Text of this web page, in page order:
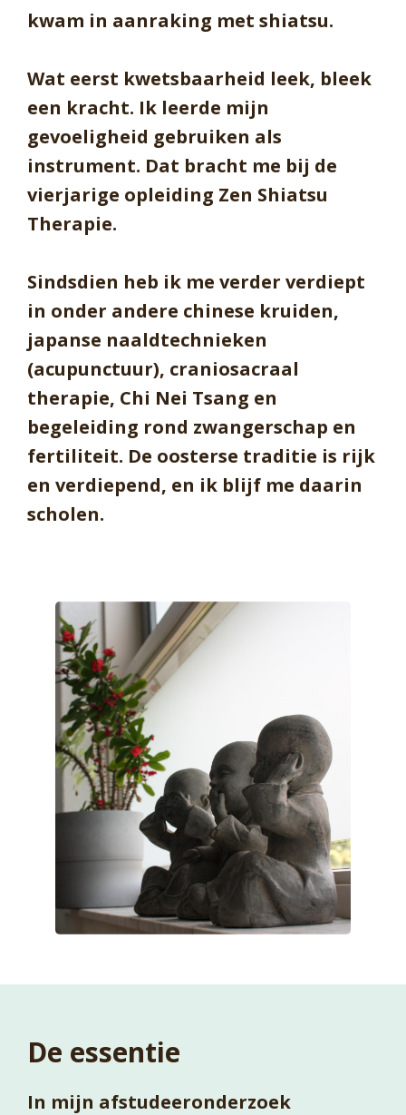
kwam in aanraking met shiatsu.
Wat eerst kwetsbaarheid leek, bleek
een kracht. Ik leerde mijn
gevoeligheid gebruiken als
instrument. Dat bracht me bij de
vierjarige opleiding Zen Shiatsu
Therapie.
Sindsdien heb ik me verder verdiept
in onder andere chinese kruiden,
japanse naaldtechnieken
(acupunctuur), craniosacraal
therapie, Chi Nei Tsang en
begeleiding rond zwangerschap en
fertiliteit. De oosterse traditie is rijk
en verdiepend, en ik blijf me daarin
scholen.
De essentie
In mijn afstudeeronderzoek